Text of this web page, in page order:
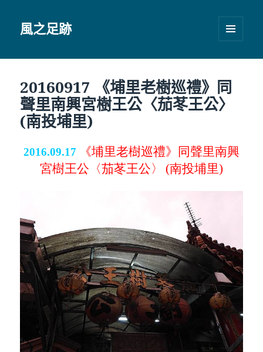
風之足跡
小工具
20160917 《埔里老樹巡禮》同
聲里南興宮樹王公〈茄苳王公〉
(南投埔里)
2016.09.17 《埔里老樹巡禮》同聲里南興
宮樹王公〈茄苳王公〉
(南投埔里)